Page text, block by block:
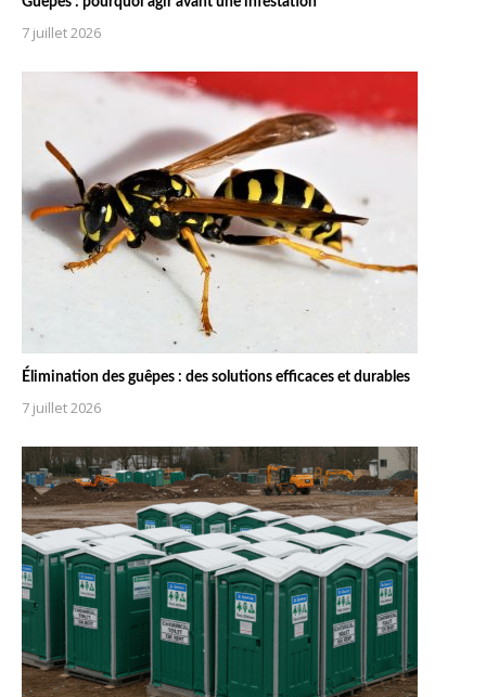
7 juillet 2026
Élimination des guêpes : des solutions efficaces et durables
7 juillet 2026